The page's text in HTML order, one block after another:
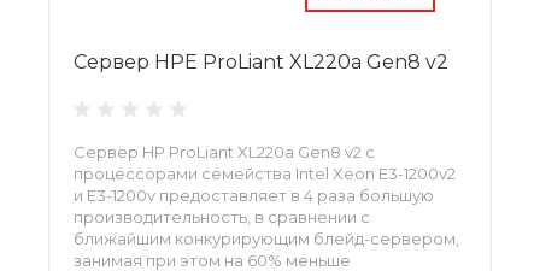
Сервер HPE ProLiant XL220a Gen8 v2
Сервер HP ProLiant XL220a Gen8 v2 с
процессорами семейства Intel Xeon E3-1200v2
и E3-1200v предоставляет в 4 раза большую
производительность, в сравнении с
ближайшим конкурирующим блейд-сервером,
занимая при этом на 60% меньше